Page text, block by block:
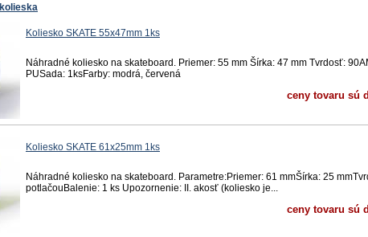
kolieska
Koliesko SKATE 55x47mm 1ks
Náhradné koliesko na skateboard. Priemer: 55 mm Šírka: 47 mm Tvrdosť:
PUSada: 1ksFarby: modrá, červená
ceny tovaru sú
Koliesko SKATE 61x25mm 1ks
Náhradné koliesko na skateboard. Parametre:Priemer: 61 mmŠírka: 25
potlačouBalenie: 1 ks Upozornenie: II. akosť (koliesko je...
ceny tovaru sú